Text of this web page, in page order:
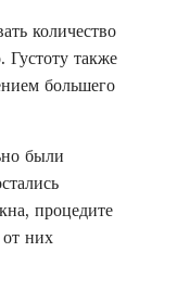
количество
Густоту также
большего
были
процедите
от них